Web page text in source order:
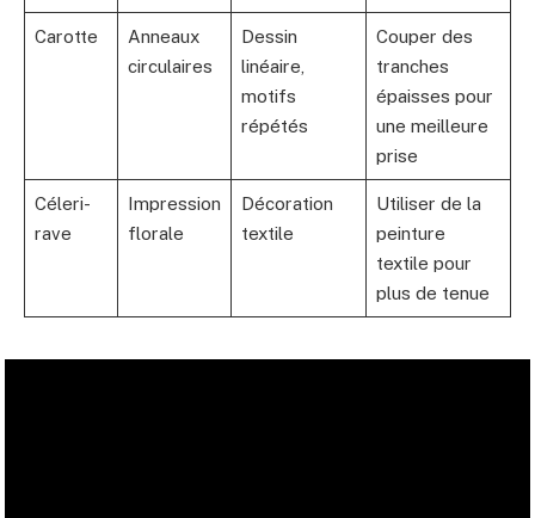
Carotte
Anneaux
circulaires
Dessin
linéaire,
motifs
répétés
Couper des
tranches
épaisses pour
une meilleure
prise
Céleri-
rave
Impression
florale
Décoration
textile
Utiliser de la
peinture
textile pour
plus de tenue